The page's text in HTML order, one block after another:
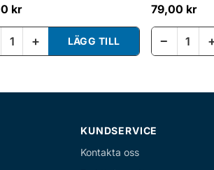
kr
+ LÄGG TILL
79,00 kr
−
KUNDSERVICE
Kontakta oss